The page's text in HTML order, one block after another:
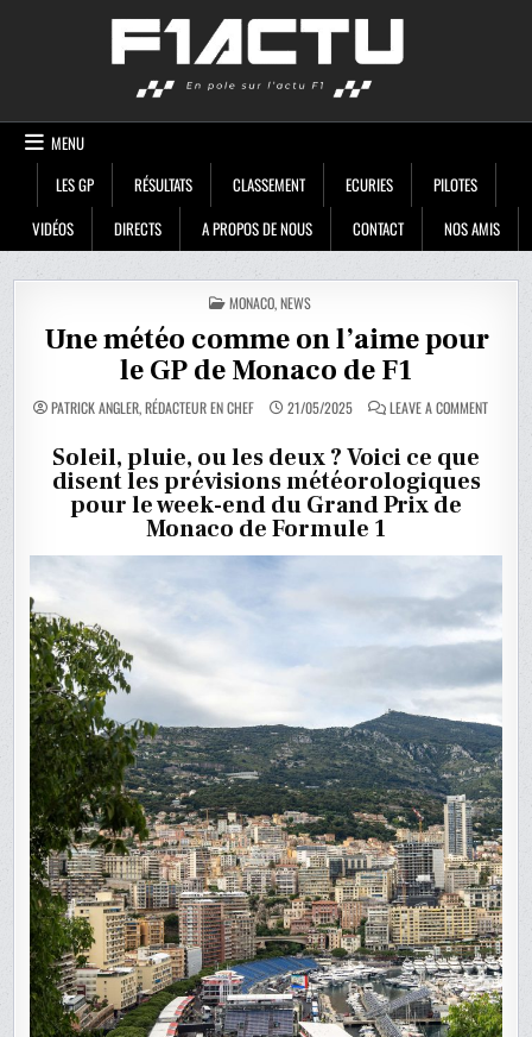
MENU
LES GP
RÉSULTATS CLASSEMENT ECURIES
PILOTES
VIDÉOS
DIRECTS A PROPOS DE NOUS CONTACT NOS AMIS
POSTED
IN
MONACO,NEWS
Une météo comme on l’aime pour
le GP de Monaco de F1
PATRICK ANGLER, RÉDACTEUR EN CHEF 21/05/2025 LEAVE A COMMENTON
UNE
Soleil, pluie, ou les deux ? Voici ce que
disent les prévisions météorologiques
pour le week-end du Grand Prix de
Monaco de Formule 1